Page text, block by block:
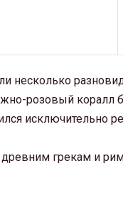
несколько
розовый коралл
исключительно
грекам и